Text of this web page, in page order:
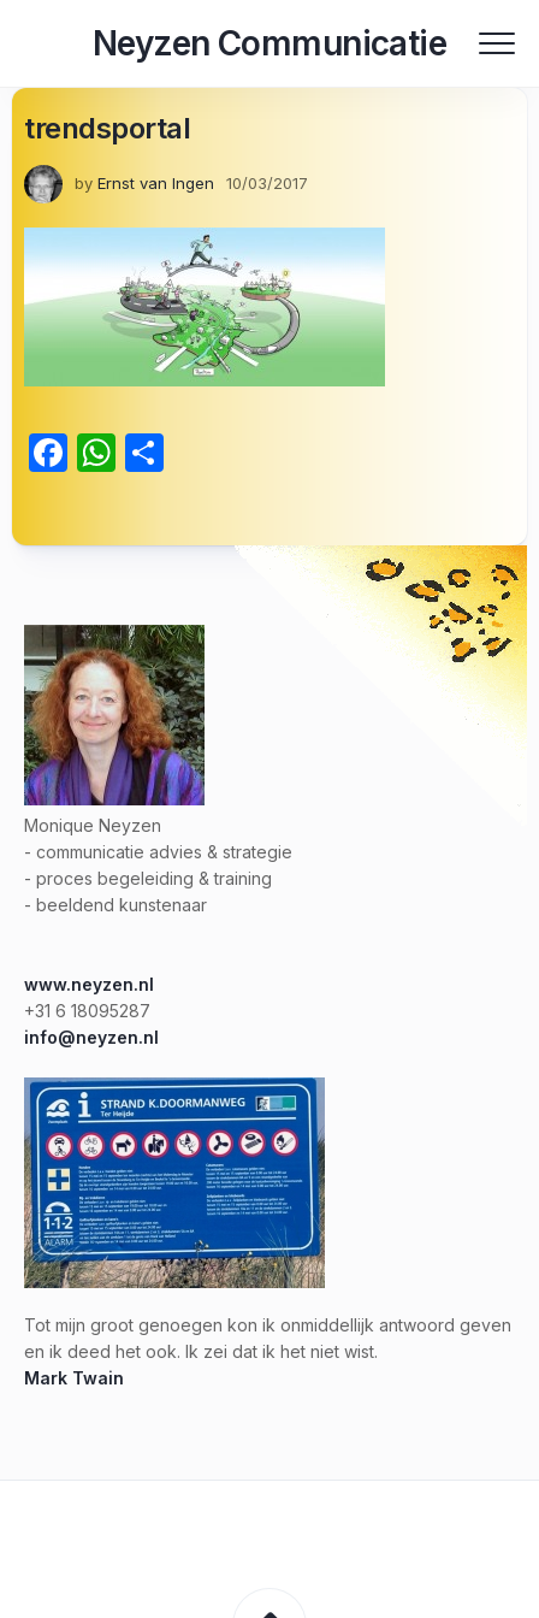
Neyzen Communicatie
trendsportal
by Ernst van Ingen 10/03/2017
Facebook
WhatsApp
Monique Neyzen
- communicatie advies & strategie
- proces begeleiding & training
- beeldend kunstenaar
www.neyzen.nl
+31 6 18095287
info@neyzen.nl
Tot mijn groot genoegen kon ik onmiddellijk antwoord geven
en ik deed het ook. Ik zei dat ik het niet wist.
Mark Twain